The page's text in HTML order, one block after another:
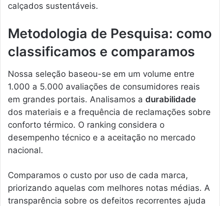
calçados sustentáveis.
Metodologia de Pesquisa: como
classificamos e comparamos
Nossa seleção baseou-se em um volume entre
1.000 a 5.000 avaliações de consumidores reais
em grandes portais. Analisamos a durabilidade
dos materiais e a frequência de reclamações sobre
conforto térmico. O ranking considera o
desempenho técnico e a aceitação no mercado
nacional.
Comparamos o custo por uso de cada marca,
priorizando aquelas com melhores notas médias. A
transparência sobre os defeitos recorrentes ajuda